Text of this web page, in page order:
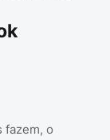
fazem, o